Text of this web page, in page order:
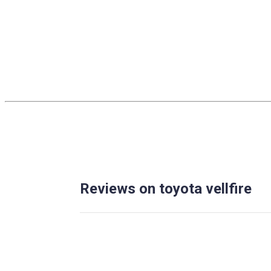
Reviews on toyota vellfire